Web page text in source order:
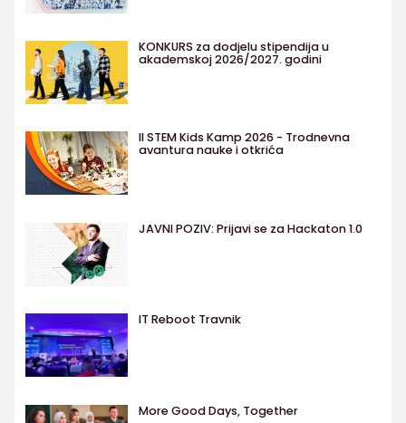
KONKURS za dodjelu stipendija u
akademskoj 2026/2027. godini
II STEM Kids Kamp 2026 - Trodnevna
avantura nauke i otkrića
JAVNI POZIV: Prijavi se za Hackaton 1.0
IT Reboot Travnik
More Good Days, Together